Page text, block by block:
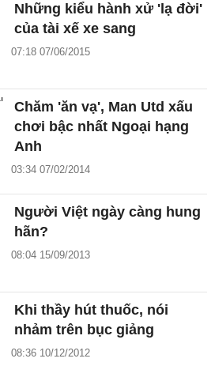
Những kiểu hành xử 'lạ đời'
của tài xế xe sang
07:18 07/06/2015
Chăm 'ăn vạ', Man Utd xấu
chơi bậc nhất Ngoại hạng
Anh
03:34 07/02/2014
Người Việt ngày càng hung
hãn?
08:04 15/09/2013
Khi thầy hút thuốc, nói
nhảm trên bục giảng
08:36 10/12/2012